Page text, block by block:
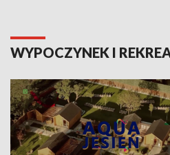
WYPOCZYNEK I